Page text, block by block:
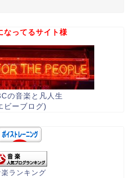
なってるサイト様
の音楽と凡人生
ビーブログ)
楽ランキング